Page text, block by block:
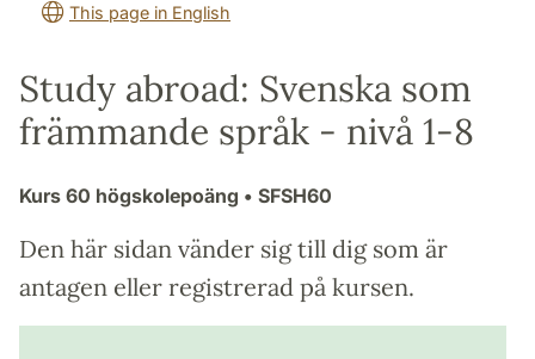
This page in English
Study abroad: Svenska som
främmande språk - nivå 1-8
Kurs 60 högskolepoäng • SFSH60
Den här sidan vänder sig till dig som är
antagen eller registrerad på kursen.